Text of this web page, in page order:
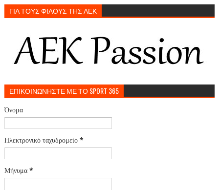
ΓΙΑ ΤΟΥΣ ΦΙΛΟΥΣ ΤΗΣ ΑΕΚ
ΕΠΙΚΟΙΝΩΝΗΣΤΕ ΜΕ ΤΟ SPORT 365
Όνομα
Ηλεκτρονικό ταχυδρομείο *
Μήνυμα *